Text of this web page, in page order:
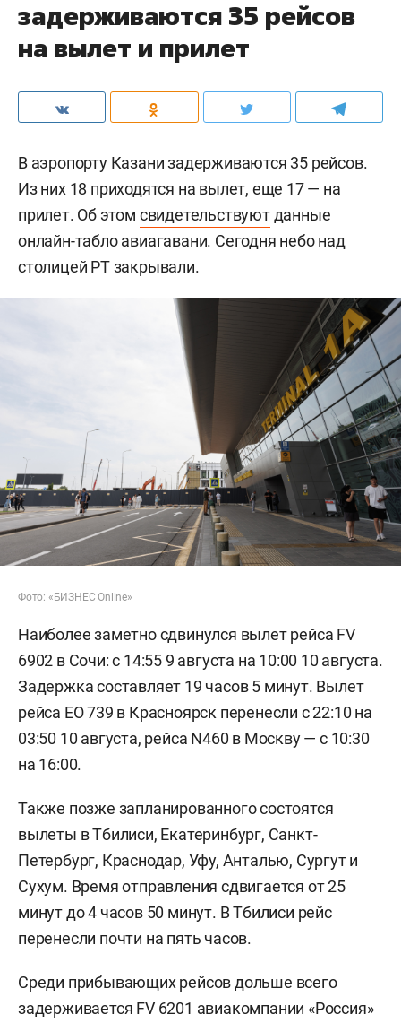
задерживаются 35 рейсов
на вылет и прилет
В аэропорту Казани задерживаются 35 рейсов.
Из них 18 приходятся на вылет, еще 17 — на
прилет. Об этом свидетельствуютданные
онлайн-табло авиагавани. Сегодня небо над
столицей РТ закрывали.
Фото: «БИЗНЕС Online»
Наиболее заметно сдвинулся вылет рейса FV
6902 в Сочи: с 14:55 9 августа на 10:00 10 августа.
Задержка составляет 19 часов 5 минут. Вылет
рейса EO 739 в Красноярск перенесли с 22:10 на
03:50 10 августа, рейса N460 в Москву — с 10:30
на 16:00.
Также позже запланированного состоятся
вылеты в Тбилиси, Екатеринбург, Санкт-
Петербург, Краснодар, Уфу, Анталью, Сургут и
Сухум. Время отправления сдвигается от 25
минут до 4 часов 50 минут. В Тбилиси рейс
перенесли почти на пять часов.
Среди прибывающих рейсов дольше всего
задерживается FV 6201 авиакомпании «Россия»